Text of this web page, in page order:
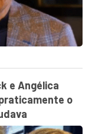
e Angélica
o